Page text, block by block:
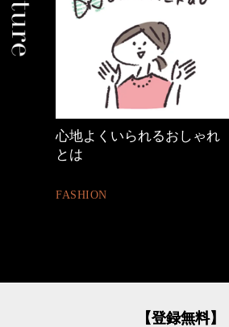
働く女性のバッグの中身
【登録無料】